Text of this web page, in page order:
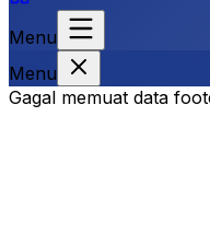
Menu
Menu
Gagal memuat data